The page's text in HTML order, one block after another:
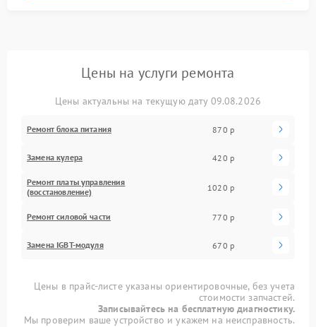
Цены на услуги ремонта
Цены актуальны на текущую дату 09.08.2026
Ремонт блока питания 870 р
Замена кулера 420 р
Ремонт платы управления
(восстановление)
1020 р
Ремонт силовой части 770 р
Замена IGBT-модуля 670 р
Цены в прайс-листе указаны ориентировочные, без учета
стоимости запчастей.
Записывайтесь на бесплатную диагностику.
Мы проверим ваше устройство и укажем на неисправность.